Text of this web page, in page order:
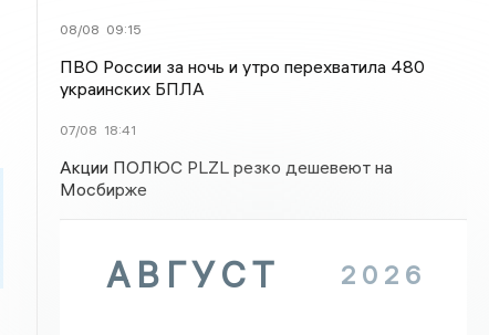
08/08 09:15
ПВО России за ночь и утро перехватила 480
украинских БПЛА
07/08 18:41
Акции ПОЛЮС PLZL резко дешевеют на
Мосбирже
АВГУСТ 2026